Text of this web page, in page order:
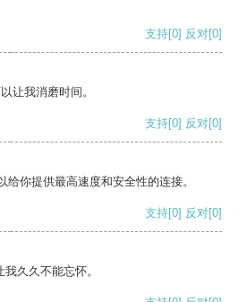
支持[0] 反对[0]
让我消磨时间。
支持[0] 反对[0]
你提供最高速度和安全性的连接。
支持[0] 反对[0]
久久不能忘怀。